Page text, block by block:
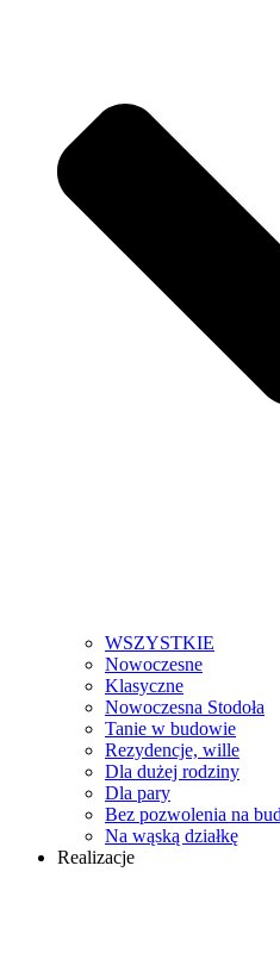
WSZYSTKIE
Nowoczesne
Klasyczne
Nowoczesna Stodoła
Tanie w budowie
Rezydencje, wille
Dla dużej rodziny
Dla pary
Bez pozwolenia na
Na wąską działkę
Realizacje